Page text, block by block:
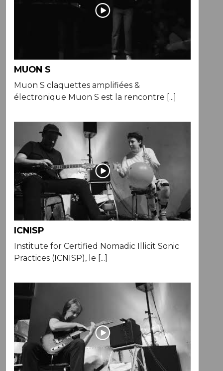
MUON S
Muon S claquettes amplifiées &
électronique Muon S est la rencontre [...]
ICNISP
Institute for Certified Nomadic Illicit Sonic
Practices (ICNISP), le [...]